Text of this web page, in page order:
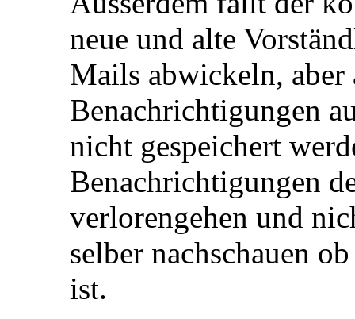
neue und alte
Mails abwickeln, aber
Benachrichtigungen
nicht gespeichert
Benachrichtigungen
verlorengehen und
selber nachschauen
ist.